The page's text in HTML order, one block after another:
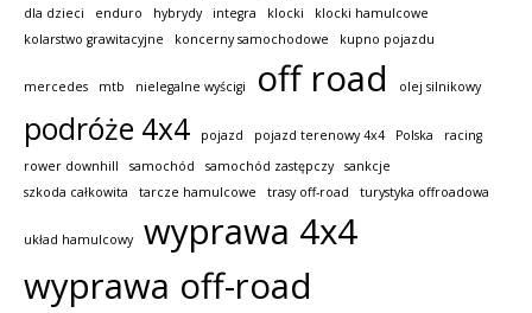
dla dzieci
enduro hybrydy integra klocki
klocki hamulcowe
kolarstwo grawitacyjne
koncerny samochodowe kupno pojazdu
mercedes mtb nielegalne wyścigi off road olej silnikowy
podróże 4x4 pojazd pojazd terenowy 4x4 Polska
racing
rower downhill
samochód samochód zastępczy
sankcje
szkoda całkowita
tarcze hamulcowe trasy off-road turystyka offroadowa
układ hamulcowy
wyprawa 4x4
wyprawa off-road